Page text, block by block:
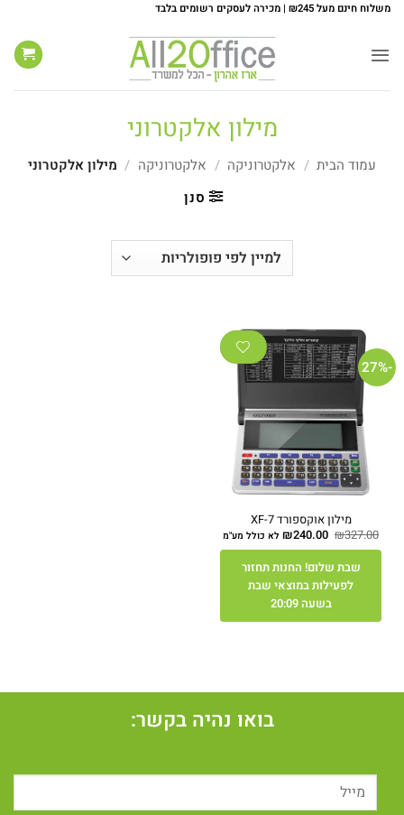
Skip
content
משלוח חינם מעל ₪245 | מכירה לעסקים רשומים בלבד
מילון אלקטרוני
עמוד הבית / אלקטרוניקה / אלקטרוניקה / מילון אלקטרוני
סנן
-27%
מילון אוקספורד XF-7
₪327.00 המחיר
₪327.00.
₪240.00 המחיר
₪240.00.
לא כולל מע"מ
שבת שלום! החנות תחזור
לפעילות במוצאי שבת
בשעה 20:09
בואו נהיה בקשר: